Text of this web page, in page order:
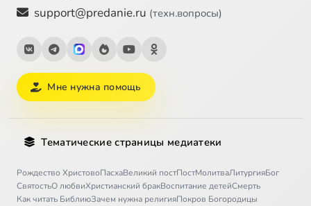
support@predanie.ru (техн.вопросы)
Мне нужна помощь
Тематические страницы медиатеки
Рождество ХристовоПасхаВеликий постПостМолитваЛитургияБог
СвятостьО любвиХристианский бракВоспитание детейСмерть
Как читать БиблиюЗачем нужна религияПокров Богородицы